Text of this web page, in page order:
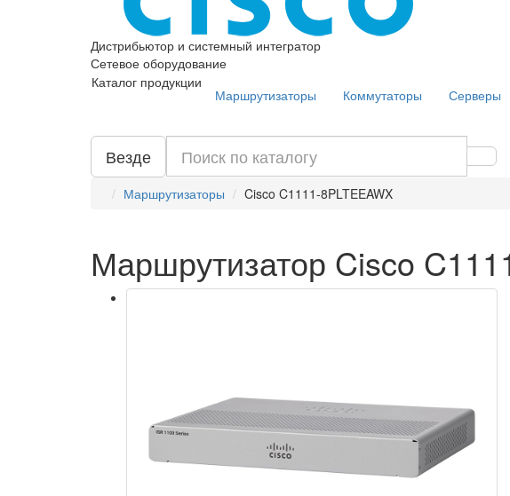
Дистрибьютор и системный интегратор
Сетевое оборудование
Каталог продукции
Маршрутизаторы Коммутаторы Серверы
Везде
Маршрутизаторы Cisco C1111-8PLTEEAWX
Маршрутизатор Cisco